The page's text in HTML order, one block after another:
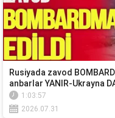
Rusiyada zavod
anbarlar YANIR-Ukrayna
Cəfərov Ca...
1:03:57
2026.07.31